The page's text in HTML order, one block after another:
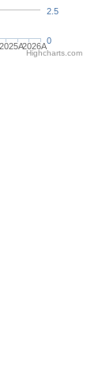
2026A
0
2.5
Highcharts.com